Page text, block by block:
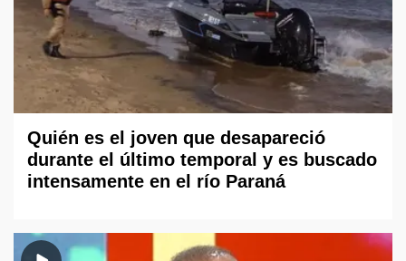
Quién es el joven que desapareció
durante el último temporal y es buscado
intensamente en el río Paraná